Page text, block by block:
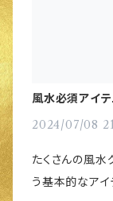
風水必須アイテ
2024/07/08
たくさんの風水
う基本的なアイ